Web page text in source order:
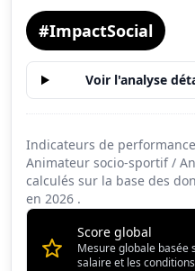
#ImpactSocial
Voir l'analyse
Indicateurs de
Animateur socio-sportif /
calculés sur la base des
en 2026 .
Score global
Mesure globale basée
salaire et les